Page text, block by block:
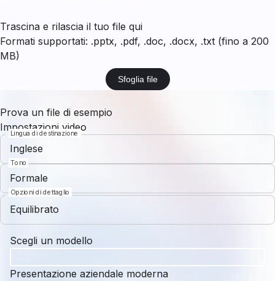
Trascina e rilascia il tuo file qui
Formati supportati: .pptx, .pdf, .doc, .docx, .txt (fino a 200
MB)
Sfoglia file
Prova un file di esempio
Impostazioni video
Lingua di destinazione
Inglese
Tono
Formale
Opzioni di dettaglio
Equilibrato
Scegli un modello
Presentazione aziendale moderna